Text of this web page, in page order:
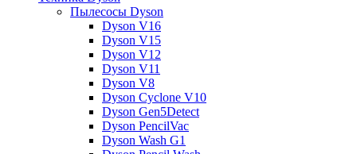
Пылесосы Dyson
Dyson V16
Dyson V15
Dyson V12
Dyson V11
Dyson V8
Dyson Cyclone V10
Dyson Gen5Detect
Dyson PencilVac
Dyson Wash G1